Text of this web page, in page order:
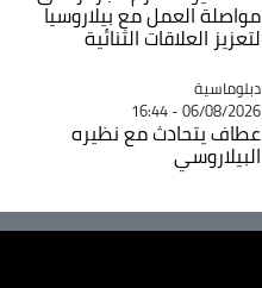
مواصلة العمل مع بيلاروسيا
لتعزيز العلاقات الثنائية
Catégorie
دبلوماسية
06/08/2026 - 16:44
عطاف يتحادث مع نظيره
البيلاروسي